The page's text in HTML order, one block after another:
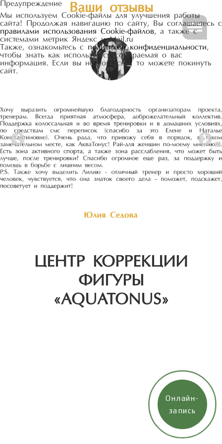
Перейти
к
содержимому
Ваши отзывы
ЦЕНТР КОРРЕКЦИИ
ФИГУРЫ
«AQUATONUS»
Мы используем Cookie-файлы для улучшения работы
сайта! Продолжая навигацию по сайту, Вы соглашаетесь с
правилами использования Cookie-файлов, а также с
системами метрик Яндекс и Mail.ru
Также, ознакомьтесь с политикой конфиденциальности,
чтобы знать как используется собираемая о вас
информация. Если вы не согласны, то можете покинуть
сайт.
Онлайн-
запись